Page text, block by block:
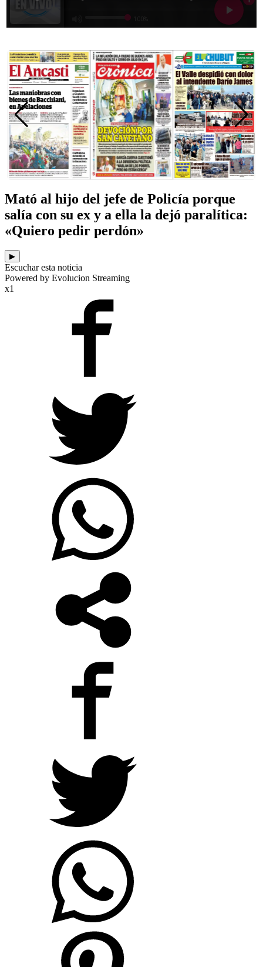
Mató al hijo del jefe de Policía porque
salía con su ex y a ella la dejó paralítica:
«Quiero pedir perdón»
▶
Escuchar esta noticia
Powered by Evolucion Streaming
x1